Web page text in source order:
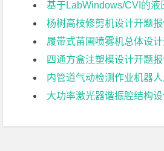
基于LabWindows/CVI的液压中央回转体高压
杨树高枝修剪机设计开题报
履带式苗圃喷雾机总体设
四通方盒注塑模设计开题
内管道气动检测作业机器
大功率激光器谐振腔结构